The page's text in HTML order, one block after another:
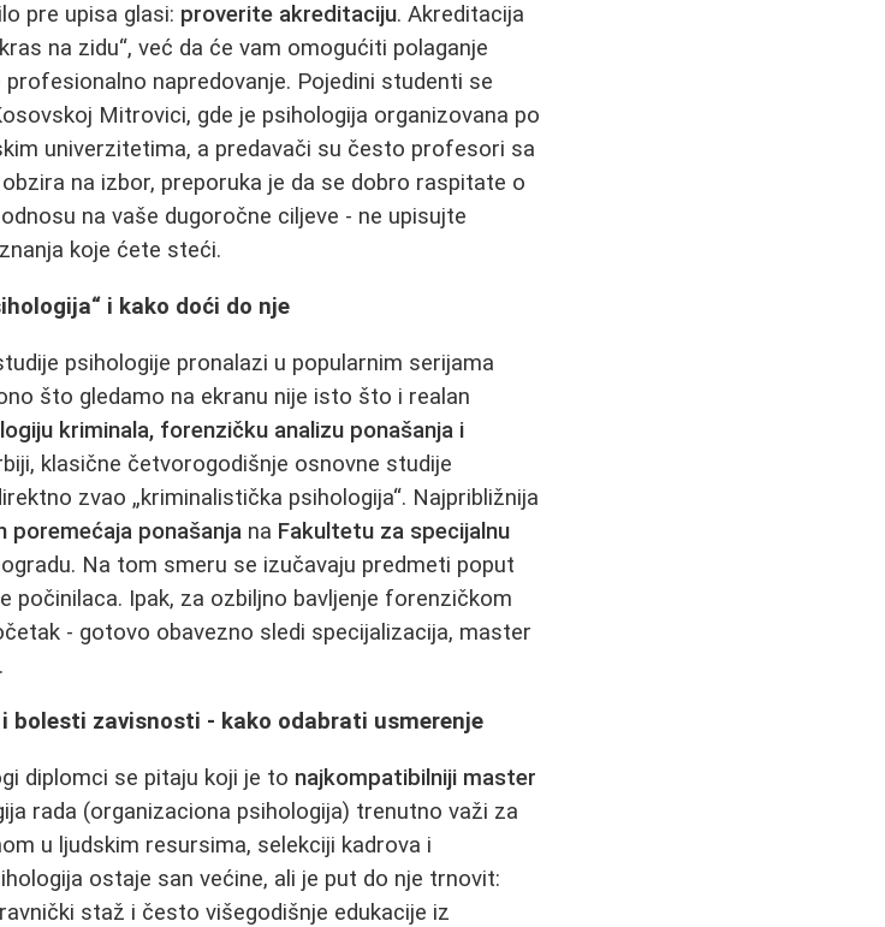
pre upisa glasi: proverite akreditaciju. Akreditacija
na zidu“, već da će vam omogućiti polaganje
napredovanje. Pojedini studenti se
Mitrovici, gde je psihologija organizovana po
univerzitetima, a predavači su često profesori sa
na izbor, preporuka je da se dobro raspitate o
na vaše dugoročne ciljeve - ne upisujte
koje ćete steći.
i kako doći do nje
psihologije pronalazi u popularnim serijama
što gledamo na ekranu nije isto što i realan
kriminala, forenzičku analizu ponašanja i
klasične četvorogodišnje osnovne studije
zvao „kriminalistička psihologija“. Najpribližnija
poremećaja ponašanja na Fakultetu za specijalnu
Na tom smeru se izučavaju predmeti poput
počinilaca. Ipak, za ozbiljno bavljenje forenzičkom
- gotovo obavezno sledi specijalizacija, master
bolesti zavisnosti - kako odabrati usmerenje
diplomci se pitaju koji je to najkompatibilniji master
rada (organizaciona psihologija) trenutno važi za
u ljudskim resursima, selekciji kadrova i
ostaje san većine, ali je put do nje trnovit:
staž i često višegodišnje edukacije iz